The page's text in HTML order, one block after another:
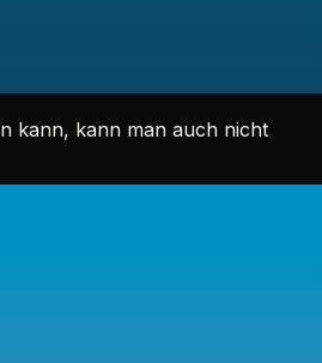
kann, kann man auch nicht